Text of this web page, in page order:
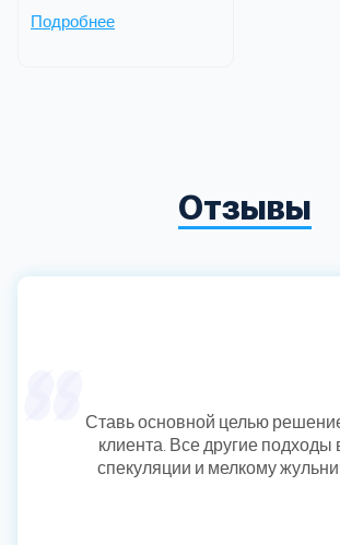
Подробнее
Отзывы
Ставь основной целью
клиента. Все другие подходы
спекуляции и мелкому